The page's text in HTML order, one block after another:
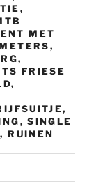
MET
FRIESE
SINGLE
RUINEN